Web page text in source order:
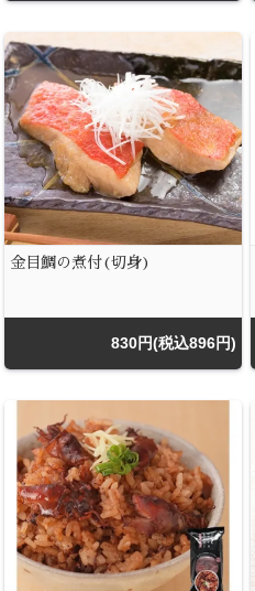
金目鯛の煮付(切身)
830円(税込896円)